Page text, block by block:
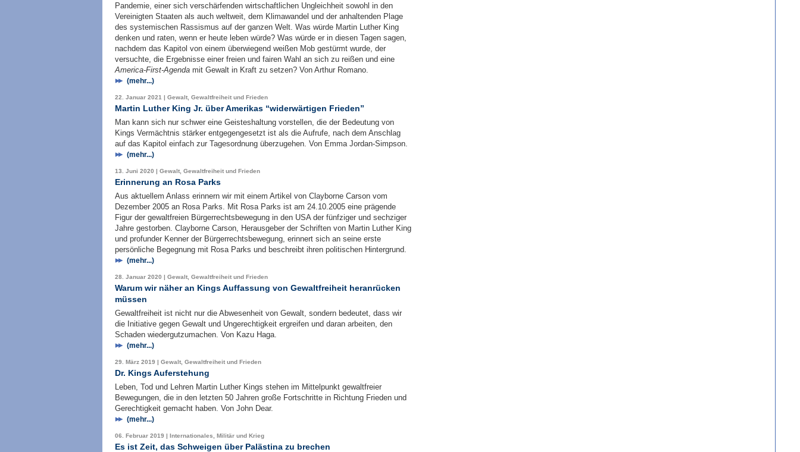
Pandemie, einer sich verschärfenden wirtschaftlichen Ungleichheit sowohl in den
Vereinigten Staaten als auch weltweit, dem Klimawandel und der anhaltenden Plage
des systemischen Rassismus auf der ganzen Welt. Was würde Martin Luther King
denken und raten, wenn er heute leben würde? Was würde er in diesen Tagen sagen,
nachdem das Kapitol von einem überwiegend weißen Mob gestürmt wurde, der
versuchte, die Ergebnisse einer freien und fairen Wahl an sich zu reißen und eine
America-First-Agenda mit Gewalt in Kraft zu setzen? Von Arthur Romano.
(mehr...)
22. Januar 2021 | Gewalt, Gewaltfreiheit und Frieden
Martin Luther King Jr. über Amerikas “widerwärtigen Frieden”
Man kann sich nur schwer eine Geisteshaltung vorstellen, die der Bedeutung von
Kings Vermächtnis stärker entgegengesetzt ist als die Aufrufe, nach dem Anschlag
auf das Kapitol einfach zur Tagesordnung überzugehen. Von Emma Jordan-Simpson.
(mehr...)
13. Juni 2020 | Gewalt, Gewaltfreiheit und Frieden
Erinnerung an Rosa Parks
Aus aktuellem Anlass erinnern wir mit einem Artikel von Clayborne Carson vom
Dezember 2005 an Rosa Parks. Mit Rosa Parks ist am 24.10.2005 eine prägende
Figur der gewaltfreien Bürgerrechtsbewegung in den USA der fünfziger und sechziger
Jahre gestorben. Clayborne Carson, Herausgeber der Schriften von Martin Luther King
und profunder Kenner der Bürgerrechtsbewegung, erinnert sich an seine erste
persönliche Begegnung mit Rosa Parks und beschreibt ihren politischen Hintergrund.
(mehr...)
28. Januar 2020 | Gewalt, Gewaltfreiheit und Frieden
Warum wir näher an Kings Auffassung von Gewaltfreiheit heranrücken
müssen
Gewaltfreiheit ist nicht nur die Abwesenheit von Gewalt, sondern bedeutet, dass wir
die Initiative gegen Gewalt und Ungerechtigkeit ergreifen und daran arbeiten, den
Schaden wiedergutzumachen. Von Kazu Haga.
(mehr...)
29. März 2019 | Gewalt, Gewaltfreiheit und Frieden
Dr. Kings Auferstehung
Leben, Tod und Lehren Martin Luther Kings stehen im Mittelpunkt gewaltfreier
Bewegungen, die in den letzten 50 Jahren große Fortschritte in Richtung Frieden und
Gerechtigkeit gemacht haben. Von John Dear.
(mehr...)
06. Februar 2019 | Internationales, Militär und Krieg
Es ist Zeit, das Schweigen über Palästina zu brechen